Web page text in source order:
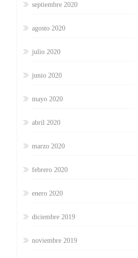
septiembre 2020
agosto 2020
julio 2020
junio 2020
mayo 2020
abril 2020
marzo 2020
febrero 2020
enero 2020
diciembre 2019
noviembre 2019